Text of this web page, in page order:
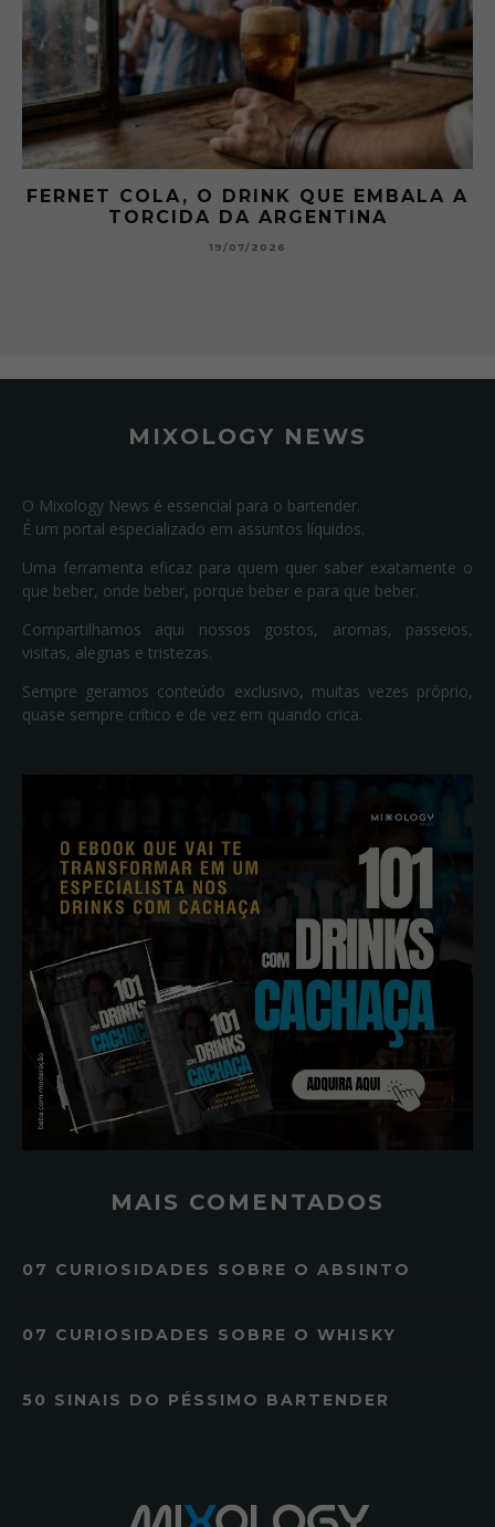
GIBSON: O PICLES QUE MUDOU A
HISTÓRIA DOS MARTINI
15/07/2026
MIXOLOGY NEWS
O Mixology News é essencial para o bartender.
É um portal especializado em assuntos líquidos.
Uma ferramenta eficaz para quem quer saber exatamente o
que beber, onde beber, porque beber e para que beber.
Compartilhamos aqui nossos gostos, aromas, passeios,
visitas, alegrias e tristezas.
Sempre geramos conteúdo exclusivo, muitas vezes próprio,
quase sempre crítico e de vez em quando crica.
MAIS COMENTADOS
07 CURIOSIDADES SOBRE O ABSINTO
07 CURIOSIDADES SOBRE O WHISKY
50 SINAIS DO PÉSSIMO BARTENDER